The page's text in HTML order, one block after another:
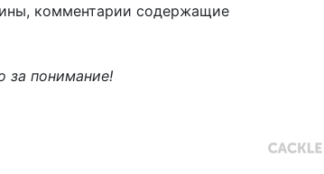
комментарии содержащие
за понимание!